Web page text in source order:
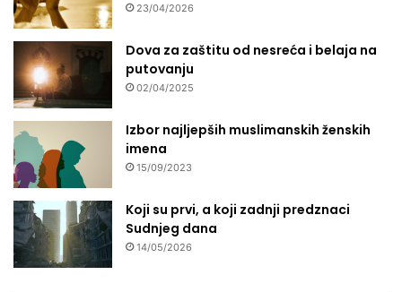
23/04/2026
Dova za zaštitu od nesreća i belaja na
putovanju
02/04/2025
Izbor najljepših muslimanskih ženskih
imena
15/09/2023
Koji su prvi, a koji zadnji predznaci
Sudnjeg dana
14/05/2026